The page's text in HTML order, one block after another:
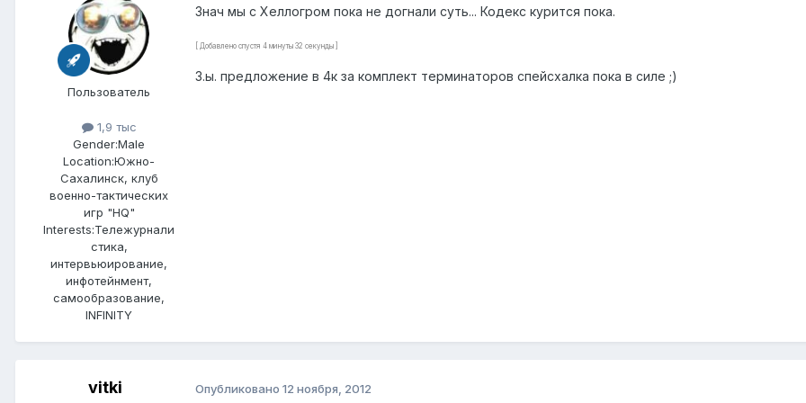
Пользователь
1,9 тыс
Gender:Male
Location:Южно-
Сахалинск, клуб
военно-тактических
игр "HQ"
Interests:Тележурнали
стика,
интервьюирование,
инфотейнмент,
самообразование,
INFINITY
Знач мы с Хеллогром пока не догнали суть... Кодекс курится пока.
[ Добавлено спустя 4 минуты 32 секунды ]
З.ы. предложение в 4к за комплект терминаторов спейсхалка пока в силе ;)
vitki Опубликовано 12 ноября, 2012